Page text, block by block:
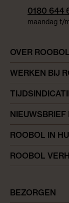
OVER ROOBOL
WERKEN BIJ
ROOBOL IN
ROOBOL
BEZORGEN
0180 644
maandag t/